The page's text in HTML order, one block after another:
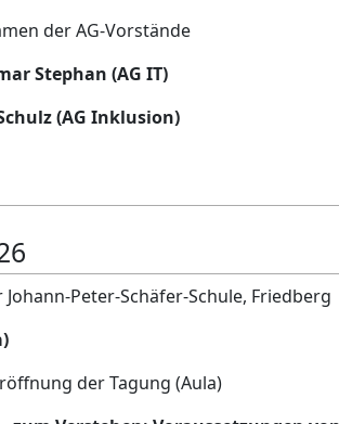
der AG-Vorstände
Stephan (AG IT)
(AG Inklusion)
Johann-Peter-Schäfer-Schule, Friedberg
der Tagung (Aula)